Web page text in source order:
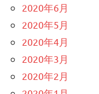
2020年6月
2020年5月
2020年4月
2020年3月
2020年2月